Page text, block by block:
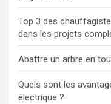
Top 3 des
dans les projets
Abattre un arbre en
Quels sont les
électrique ?